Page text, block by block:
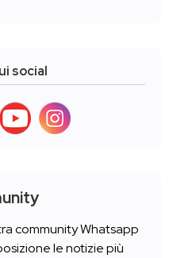
social
community Whatsapp
le notizie più